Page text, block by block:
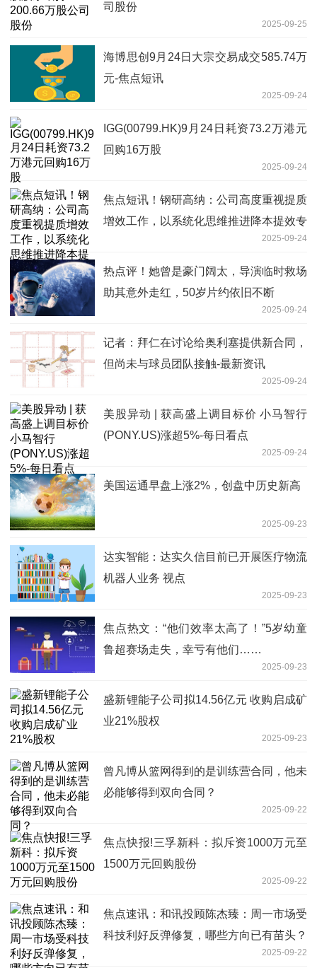
司股份
2025-09-25
海博思创9月24日大宗交易成交585.74万
元-焦点短讯
2025-09-24
IGG(00799.HK)9月24日耗资73.2万港元
回购16万股
2025-09-24
焦点短讯！钢研高纳：公司高度重视提质
增效工作，以系统化思维推进降本提效专
2025-09-24
热点评！她曾是豪门阔太，导演临时救场
助其意外走红，50岁片约依旧不断
2025-09-24
记者：拜仁在讨论给奥利塞提供新合同，
但尚未与球员团队接触-最新资讯
2025-09-24
美股异动 | 获高盛上调目标价 小马智行
(PONY.US)涨超5%-每日看点
2025-09-24
美国运通早盘上涨2%，创盘中历史新高
2025-09-23
达实智能：达实久信目前已开展医疗物流
机器人业务 视点
2025-09-23
焦点热文：“他们效率太高了！”5岁幼童
鲁超赛场走失，幸亏有他们……
2025-09-23
盛新锂能子公司拟14.56亿元 收购启成矿
业21%股权
2025-09-23
曾凡博从篮网得到的是训练营合同，他未
必能够得到双向合同？
2025-09-22
焦点快报!三孚新科：拟斥资1000万元至
1500万元回购股份
2025-09-22
焦点速讯：和讯投顾陈杰臻：周一市场受
科技利好反弹修复，哪些方向已有苗头？
2025-09-22